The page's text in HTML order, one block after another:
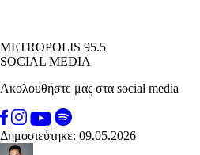
METROPOLIS 95.5
SOCIAL MEDIA
Ακολουθήστε μας στα social media
Δημοσιεύτηκε: 09.05.2026